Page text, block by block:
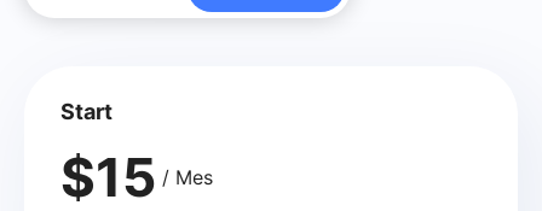
Start
$15 / Mes